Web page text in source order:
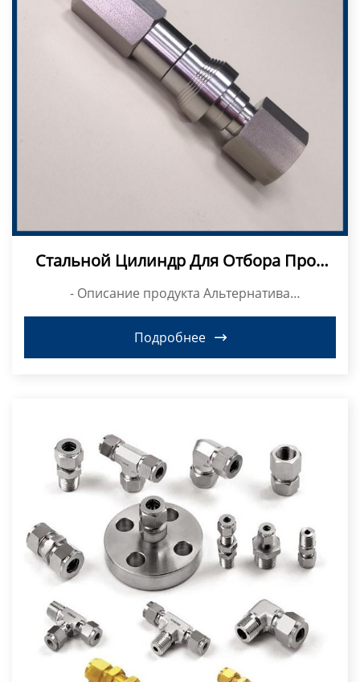
Стальной Цилиндр Для Отбора Проб
Нержавеющей Стали 304, Тип Кнопки
Быстрого Соединителя
- Описание продукта Альтернатива
быстроразъемному...
Подробнее
